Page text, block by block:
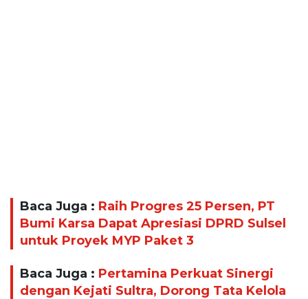
Baca Juga : Raih Progres 25 Persen, PT
Bumi Karsa Dapat Apresiasi DPRD Sulsel
untuk Proyek MYP Paket 3
Baca Juga : Pertamina Perkuat Sinergi
dengan Kejati Sultra, Dorong Tata Kelola